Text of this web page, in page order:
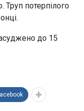
потерпілого
до 15